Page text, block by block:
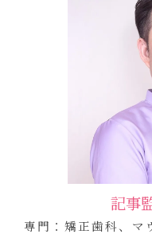
記事
専門：矯正歯科、マ